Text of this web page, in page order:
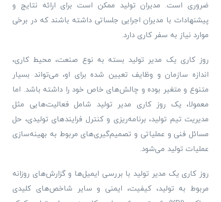
ضروری است. مدیران تولید ممکن است برای ارائه نتایج و
پیشنهادات با مدیران اجرایی جلساتی داشته باشند که در برخی
موارد نیاز به سفر کاری دارد.
روز کاری یک مدیر تولید بسته به نوع صنعت، محیط کاری،
اندازه سازمان و وظایف تعیین شده برای او، می‌تواند بسیار
متنوع و متغیر بوده و چالش‌های خاص خود را داشته باشد. اما
معمولا، یک روز کاری مدیر تولید شامل فعالیت‌هایی مثل
مدیریت تیم تولید، برنامه‌ریزی و کنترل فرایندهای تولیدی، حل
مسائل فنی و عملیاتی و تصمیم‌گیری‌های مربوط به بهینه‌سازی
عملیات تولید می‌شود.
روز کاری یک مدیر تولید با بررسی ایمیل‌ها و گزارش‌های روزانه
مربوط به تولید، کیفیت، ایمنی و سایر شاخص‌های کلیدی